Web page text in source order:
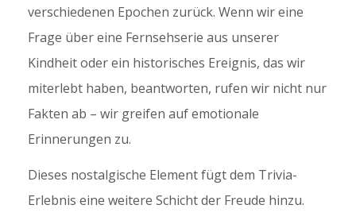
verschiedenen Epochen zurück. Wenn wir eine
Frage über eine Fernsehserie aus unserer
Kindheit oder ein historisches Ereignis, das wir
miterlebt haben, beantworten, rufen wir nicht nur
Fakten ab – wir greifen auf emotionale
Erinnerungen zu.
Dieses nostalgische Element fügt dem Trivia-
Erlebnis eine weitere Schicht der Freude hinzu.